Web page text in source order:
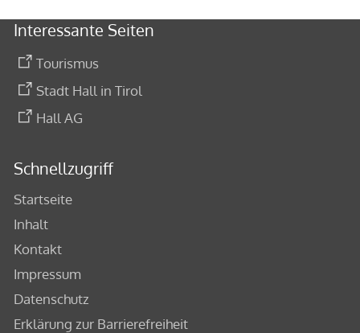
Interessante Seiten
Tourismus
Stadt Hall in Tirol
Hall AG
Schnellzugriff
Startseite
Inhalt
Kontakt
Impressum
Datenschutz
Erklärung zur Barrierefreiheit